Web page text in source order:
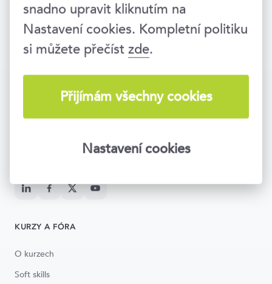
Vzděláváme lidi i firmy už 25 let. Jsme
Group.
Zavolejte nám
Po–Pá 8:30–17:00
Národní 416/37, Praha 1
KURZY A FÓRA
O kurzech
Soft skills
snadno upravit kliknutím na
Nastavení cookies. Kompletní politiku
si můžete přečístzde.
Přijímám všechny cookies
Nastavení cookies